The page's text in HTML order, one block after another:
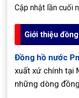
Cập nhật lần cuối
Giới thiệu
Đồng hồ nước
xuất xứ chính tại
những dòng